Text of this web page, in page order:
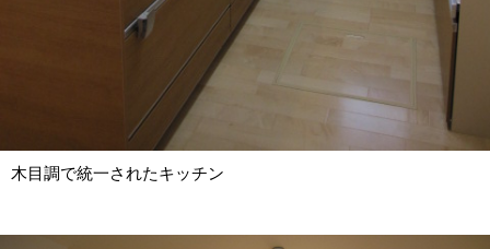
木目調で統一されたキッチン